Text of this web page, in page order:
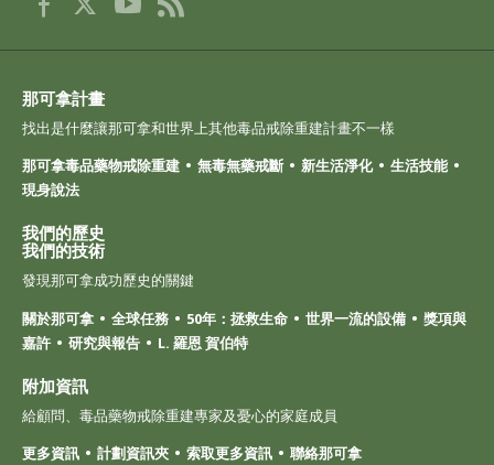
那可拿計畫
找出是什麼讓那可拿和世界上其他毒品戒除重建計畫不一樣
那可拿毒品藥物戒除重建
無毒無藥戒斷 新生活淨化
生活技能
現身說法
我們的歷史
我們的技術
發現那可拿成功歷史的關鍵
關於那可拿
全球任務 50年：拯救生命 世界一流的設備
獎項與
嘉許
研究與報告 L. 羅恩 賀伯特
附加資訊
給顧問、毒品藥物戒除重建專家及憂心的家庭成員
更多資訊
計劃資訊夾 索取更多資訊 聯絡那可拿